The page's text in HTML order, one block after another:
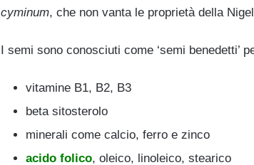
cyminum, che non vanta le proprietà della
I semi sono conosciuti come ‘semi benedetti’
vitamine B1, B2, B3
beta sitosterolo
minerali come calcio, ferro e zinco
acido folico, oleico, linoleico, stearico